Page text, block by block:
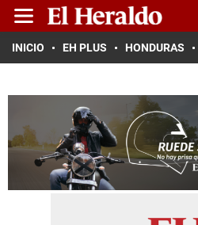
INICIO EH PLUS HONDURAS